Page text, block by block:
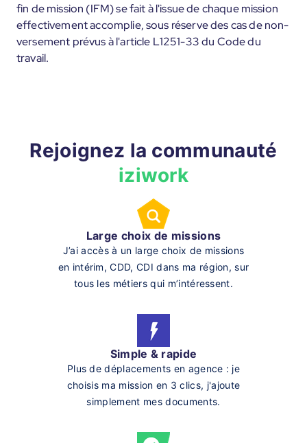
fin de mission (IFM) se fait à l'issue de chaque mission
effectivement accomplie, sous réserve des cas de non-
versement prévus à l'article L1251-33 du Code du
travail.
Rejoignez la communauté
iziwork
Large choix de missions
J’ai accès à un large choix de missions
en intérim, CDD, CDI dans ma région, sur
tous les métiers qui m’intéressent.
Simple & rapide
Plus de déplacements en agence : je
choisis ma mission en 3 clics, j'ajoute
simplement mes documents.